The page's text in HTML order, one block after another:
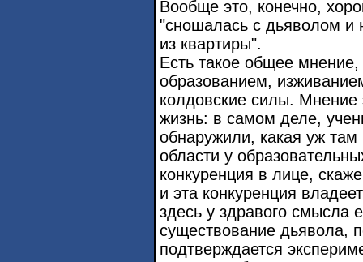
Вообще это, конечно,
"сношалась с дьяволом и
из квартиры".
Есть такое общее
образованием,
колдовские силы. Мнение
жизнь: в самом деле,
обнаружили, какая уж
области у
конкуренция в лице,
и эта конкуренция
здесь у здравого смысла
существование дьявола,
подтверждается